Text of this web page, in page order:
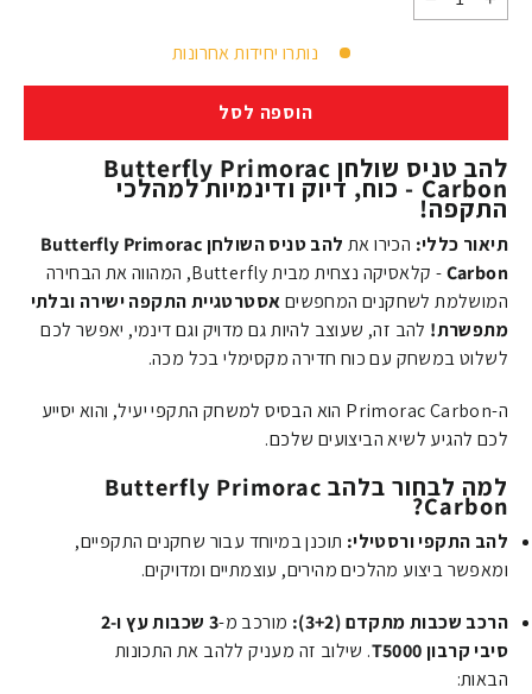
−
+
נותרו יחידות אחרונות
הוספה לסל
להב טניס שולחן Butterfly Primorac
Carbon - כוח, דיוק ודינמיות למהלכי
התקפה!
תיאור כללי: הכירו את
להב טניס השולחן Butterfly Primorac
Carbon
- קלאסיקה נצחית מבית Butterfly, המהווה את הבחירה
המושלמת לשחקנים המחפשיםאסטרטגיית התקפה ישירה ובלתי
מתפשרת! להב זה, שעוצב להיות גם מדויק וגם דינמי, יאפשר לכם
לשלוט במשחק עם כוח חדירה מקסימלי בכל מכה.
ה-Primorac Carbon הוא הבסיס למשחק התקפי יעיל, והוא יסייע
לכם להגיע לשיא הביצועים שלכם.
למה לבחור בלהב Butterfly Primorac
Carbon?
להב התקפי ורסטילי: תוכנן במיוחד עבור שחקנים התקפיים,
ומאפשר ביצוע מהלכים מהירים, עוצמתיים ומדויקים.
הרכב שכבות מתקדם (3+2): מורכב מ-
3 שכבות עץ ו-2
סיבי קרבון T5000
. שילוב זה מעניק ללהב את התכונות
הבאות: